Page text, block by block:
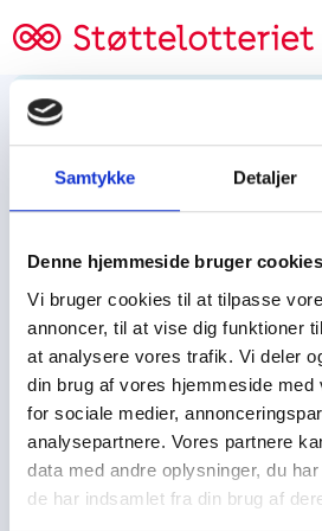
Samtykke Detaljer
Denne hjemmeside bruger cookies
Vi bruger cookies til at tilpasse
annoncer, til at vise dig funktioner
at analysere vores trafik. Vi deler
din brug af vores hjemmeside med
for sociale medier,
analysepartnere. Vores partnere
data med andre oplysninger, du
de har indsamlet fra din brug af
Tjen
Tjen penge
Spejdere/
Ejby
DK – 2600
CVR: